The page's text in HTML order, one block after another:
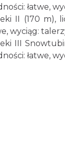
łatwe,
II (170 m),
wyciąg:
III
łatwe,